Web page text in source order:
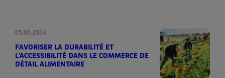
05.06.2024
FAVORISER LA DURABILITÉ ET
L’ACCESSIBILITÉ DANS LE COMMERCE DE
DÉTAIL ALIMENTAIRE